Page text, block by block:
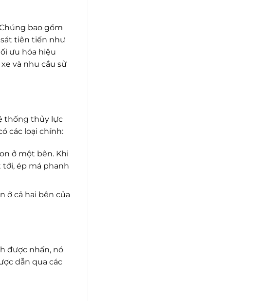
bao gồm
sát tiên tiến như
ưu hóa hiệu
và nhu cầu sử
thống thủy lực
các loại chính:
ở một bên. Khi
tới, ép má phanh
ở cả hai bên của
được nhấn, nó
dẫn qua các